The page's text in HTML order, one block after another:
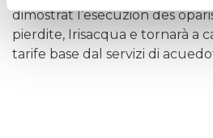
dimostrât l’esecuzion des
pierdite, Irisacqua e tornarà a
tarife base dal servizi di